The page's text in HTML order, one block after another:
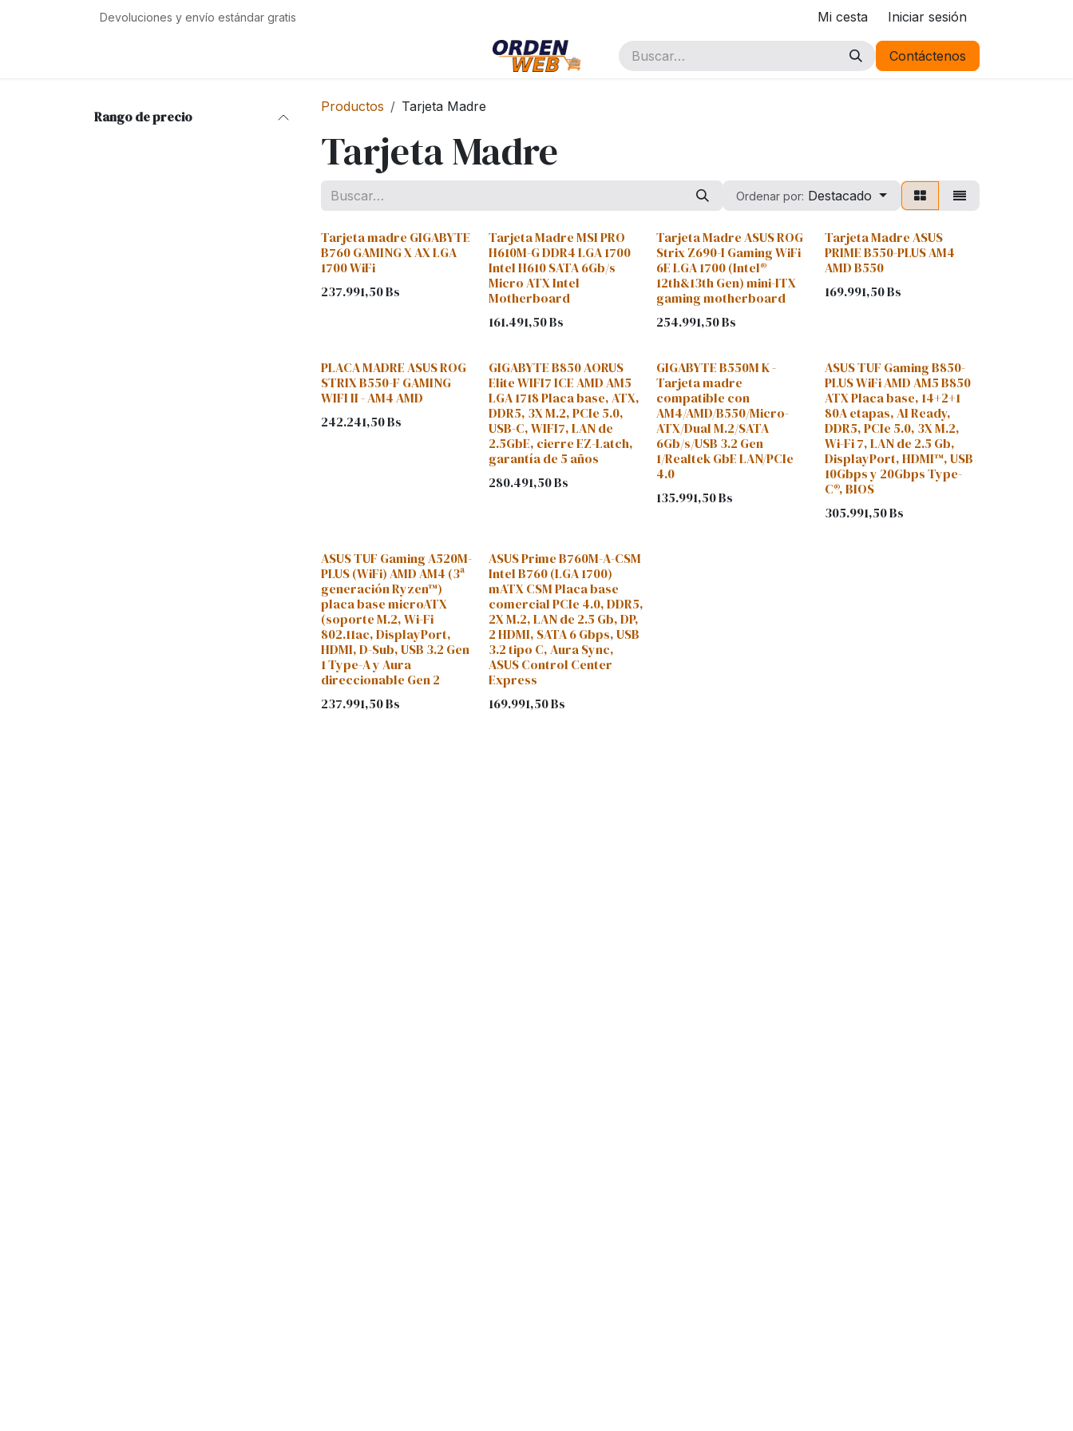
Devoluciones y envío estándar gratis Mi cesta Iniciar sesión
Trabajos Contáctenos
Rango de precio
Productos Tarjeta Madre
Tarjeta Madre
Ordenar por: Destacado
Tarjeta madre GIGABYTE
B760 GAMING X AX LGA
1700 WiFi
237.991,50Bs
Tarjeta Madre MSI PRO
H610M-G DDR4 LGA 1700
Intel H610 SATA 6Gb/s
Micro ATX Intel
Motherboard
161.491,50Bs
Tarjeta Madre ASUS ROG
Strix Z690-I Gaming WiFi
6E LGA 1700 (Intel®
12th&13th Gen) mini-ITX
gaming motherboard
254.991,50Bs
Tarjeta Madre ASUS
PRIME B550-PLUS AM4
AMD B550
169.991,50Bs
PLACA MADRE ASUS ROG
STRIX B550-F GAMING
WIFI II - AM4 AMD
242.241,50Bs
GIGABYTE B850 AORUS
Elite WIFI7 ICE AMD AM5
LGA 1718 Placa base, ATX,
DDR5, 3X M.2, PCIe 5.0,
USB-C, WIFI7, LAN de
2.5GbE, cierre EZ-Latch,
garantía de 5 años
280.491,50Bs
GIGABYTE B550M K -
Tarjeta madre
compatible con
AM4/AMD/B550/Micro-
ATX/Dual M.2/SATA
6Gb/s/USB 3.2 Gen
1/Realtek GbE LAN/PCIe
4.0
135.991,50Bs
ASUS TUF Gaming B850-
PLUS WiFi AMD AM5 B850
ATX Placa base, 14+2+1
80A etapas, AI Ready,
DDR5, PCIe 5.0, 3X M.2,
Wi-Fi 7, LAN de 2.5 Gb,
DisplayPort, HDMI™, USB
10Gbps y 20Gbps Type-
C®, BIOS
305.991,50Bs
ASUS TUF Gaming A520M-
PLUS (WiFi) AMD AM4 (3ª
generación Ryzen™)
placa base microATX
(soporte M.2, Wi-Fi
802.11ac, DisplayPort,
HDMI, D-Sub, USB 3.2 Gen
1 Type-A y Aura
direccionable Gen 2
237.991,50Bs
ASUS Prime B760M-A-CSM
Intel B760 (LGA 1700)
mATX CSM Placa base
comercial PCIe 4.0, DDR5,
2X M.2, LAN de 2.5 Gb, DP,
2 HDMI, SATA 6 Gbps, USB
3.2 tipo C, Aura Sync,
ASUS Control Center
Express
169.991,50Bs